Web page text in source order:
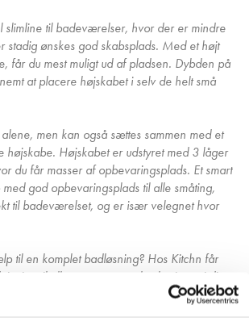
slimline til badeværelser, hvor der er mindre
stadig ønskes god skabsplads. Med et højt
får du mest muligt ud af pladsen. Dybden på
at placere højskabet i selv de helt små
men kan også sættes sammen med et
højskabe. Højskabet er udstyret med 3 låger
du får masser af opbevaringsplads. Et smart
god opbevaringsplads til alle småting,
til badeværelset, og er især velegnet hvor
til en komplet badløsning? Hos Kitchn får
til alle processer og beslutninger i dit
os endelig!